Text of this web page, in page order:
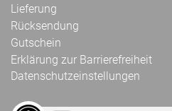
Lieferung
Rücksendung
Gutschein
Erklärung zur Barrierefreiheit
Datenschutzeinstellungen